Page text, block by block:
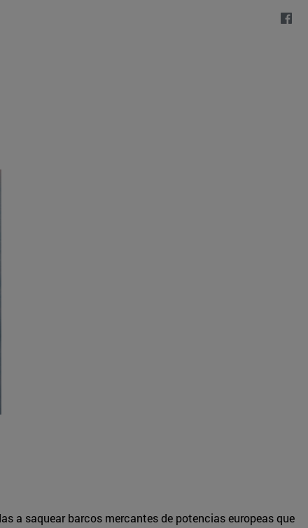
a saquear barcos mercantes de potencias europeas que